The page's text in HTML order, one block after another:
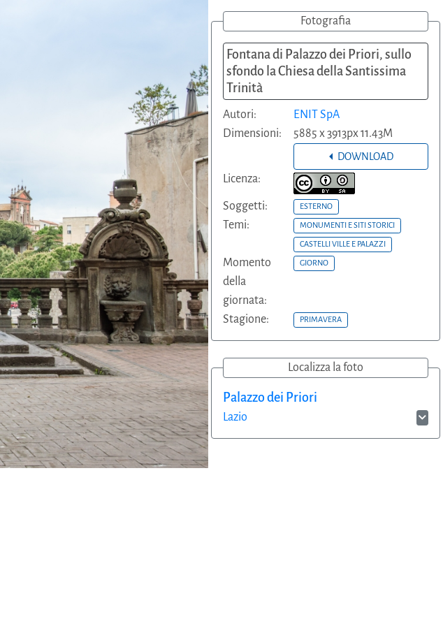
Fotografia
Fontana di Palazzo dei Priori, sullo
sfondo la Chiesa della Santissima
Trinità
Autori:
ENIT SpA
Dimensioni:
5885 x 3913px 11.43M
DOWNLOAD
Licenza:
Soggetti: ESTERNO
Temi: MONUMENTI E SITI STORICI
CASTELLI VILLE E PALAZZI
Momento
della
giornata:
GIORNO
Stagione: PRIMAVERA
Localizza la foto
Palazzo dei Priori
Lazio